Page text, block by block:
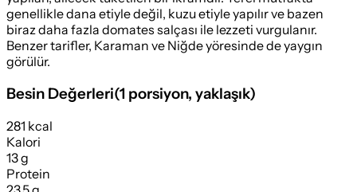
genellikle dana etiyle değil, kuzu etiyle yapılır ve bazen
biraz daha fazla domates salçası ile lezzeti vurgulanır.
Benzer tarifler, Karaman ve Niğde yöresinde de yaygın
görülür.
Besin Değerleri(1 porsiyon, yaklaşık)
281 kcal
Kalori
13 g
Protein